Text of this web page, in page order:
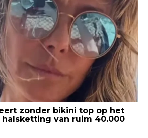
zonder bikini top op het
van ruim 40.000